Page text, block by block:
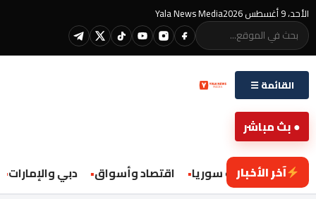
الأحد، 9 أغسطس 2026 Yala News Media
القائمة ☰
● بث مباشر
آخر الأخبار
محليات سوريا اقتصاد وأسواق دبي والإمارات